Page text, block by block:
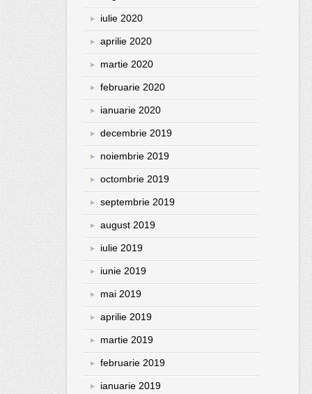
iulie 2020
aprilie 2020
martie 2020
februarie 2020
ianuarie 2020
decembrie 2019
noiembrie 2019
octombrie 2019
septembrie 2019
august 2019
iulie 2019
iunie 2019
mai 2019
aprilie 2019
martie 2019
februarie 2019
ianuarie 2019